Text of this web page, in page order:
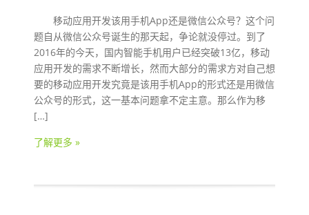
移动应用开发该用手机App还是微信公众号？这个问
题自从微信公众号诞生的那天起，争论就没停过。到了
2016年的今天，国内智能手机用户已经突破13亿，移动
应用开发的需求不断增长，然而大部分的需求方对自己想
要的移动应用开发究竟是该用手机App的形式还是用微信
公众号的形式，这一基本问题拿不定主意。那么作为移
[…]
了解更多 »